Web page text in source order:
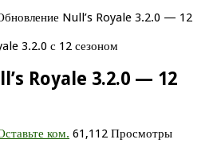
Null’s Royale 3.2.0 — 12
Royale 3.2.0 — 12
ком. 61,112 Просмотры